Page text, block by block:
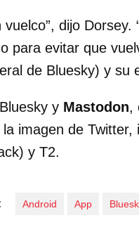
vuelco”, dijo
para evitar que
de Bluesky) y su
y Mastodon,
imagen de
y T2.
Android App